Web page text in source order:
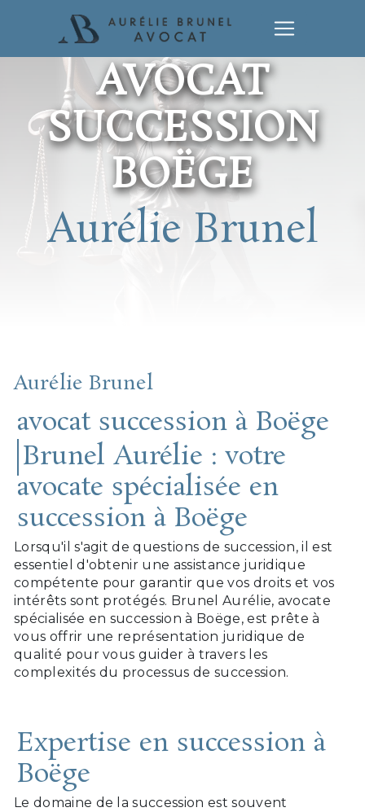
AVOCAT
SUCCESSION
BOËGE
Aurélie Brunel
Aurélie Brunel
avocat succession à Boëge
Brunel Aurélie : votre
avocate spécialisée en
succession à Boëge
Lorsqu'il s'agit de questions de succession, il est
essentiel d'obtenir une assistance juridique
compétente pour garantir que vos droits et vos
intérêts sont protégés. Brunel Aurélie, avocate
spécialisée en succession à Boëge, est prête à
vous offrir une représentation juridique de
qualité pour vous guider à travers les
complexités du processus de succession.
Expertise en succession à
Boëge
Le domaine de la succession est souvent